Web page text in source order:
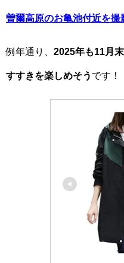
曽爾高原のお亀池付近を撮
例年通り、 2025年も11月
すすきを楽しめそう です！